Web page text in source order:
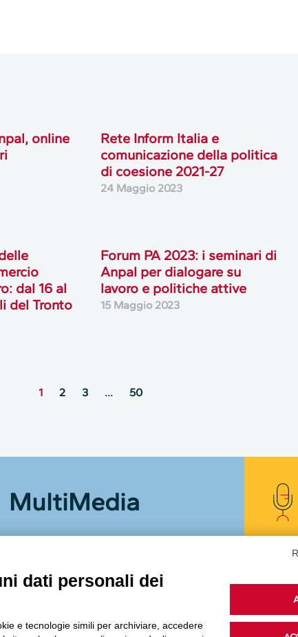
online
Rete Inform Italia e
comunicazione della politica
di coesione 2021-27
24 Maggio 2023
dal 16 al
del Tronto
Forum PA 2023: i seminari di
Anpal per dialogare su
lavoro e politiche attive
15 Maggio 2023
1 2 3 … 50
MultiMedia
dati personali dei
e tecnologie simili per archiviare, accedere